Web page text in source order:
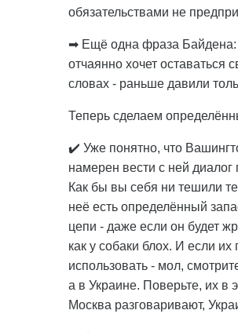
обязательствами не
➡ Ещё одна фраза Байдена:
отчаянно хочет оставаться
словах - раньше давили
Теперь сделаем
✔️ Уже понятно, что
намерен вести с ней
Как бы вы себя ни тешили
неё есть определённый
цепи - даже если он будет
как у собаки блох. И если
использовать - мол,
а в Украине. Поверьте, их в
Москва разговаривают,